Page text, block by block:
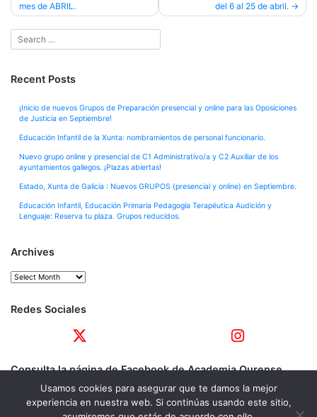
mes de ABRIL.
del 6 al 25 de abril.
Recent Posts
¡Inicio de nuevos Grupos de Preparación presencial y online para las Oposiciones
de Justicia en Septiembre!
Educación Infantil de la Xunta: nombramientos de personal funcionario.
Nuevo grupo online y presencial de C1 Administrativo/a y C2 Auxiliar de los
ayuntamientos gallegos. ¡Plazas abiertas!
Estado, Xunta de Galicia : Nuevos GRUPOS (presencial y online) en Septiembre.
Educación Infantil, Educación Primaria Pedagogía Terapéutica Audición y
Lenguaje: Reserva tu plaza. Grupos reducidos.
Archives
Archives
Redes Sociales
Consulta la página de Facebook de Academia Ourense
Usamos cookies para asegurar que te damos la mejor
experiencia en nuestra web. Si continúas usando este sitio,